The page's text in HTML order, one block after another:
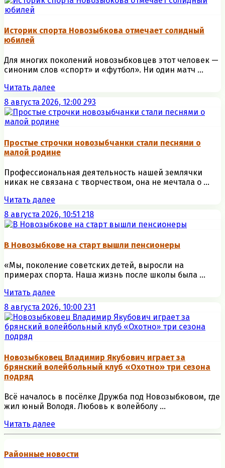
Историк спорта Новозыбкова отмечает солидный
юбилей
Для многих поколений новозыбковцев этот человек —
синоним слов «спорт» и «футбол». Ни один матч ...
Читать далее
8 августа 2026, 12:00 293
Простые строчки новозыбчанки стали песнями о
малой родине
Профессиональная деятельность нашей землячки
никак не связана с творчеством, она не мечтала о ...
Читать далее
8 августа 2026, 10:51 218
В Новозыбкове на старт вышли пенсионеры
«Мы, поколение советских детей, выросли на
примерах спорта. Наша жизнь после школы была ...
Читать далее
8 августа 2026, 10:00 231
Новозыбковец Владимир Якубович играет за
брянский волейбольный клуб «Охотно» три сезона
подряд
Всё началось в посёлке Дружба под Новозыбковом, где
жил юный Володя. Любовь к волейболу ...
Читать далее
Районные новости